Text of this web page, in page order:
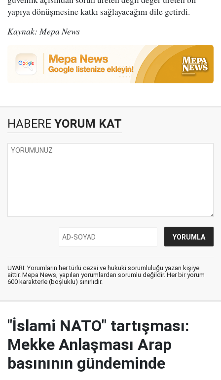
yapıya dönüşmesine katkı sağlayacağını dile getirdi.
Kaynak: Mepa News
HABERE YORUM KAT
UYARI: Yorumların her türlü cezai ve hukuki sorumluluğu yazan kişiye
aittir. Mepa News, yapılan yorumlardan sorumlu değildir. Her bir yorum
600 karakterle (boşluklu) sınırlıdır.
"İslami NATO" tartışması:
Mekke Anlaşması Arap
basınının gündeminde